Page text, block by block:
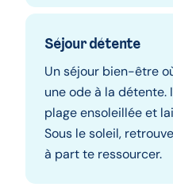
Séjour détente
Un séjour bien-être
une ode à la
plage ensoleillée et
Sous le soleil,
à part te ressourcer.